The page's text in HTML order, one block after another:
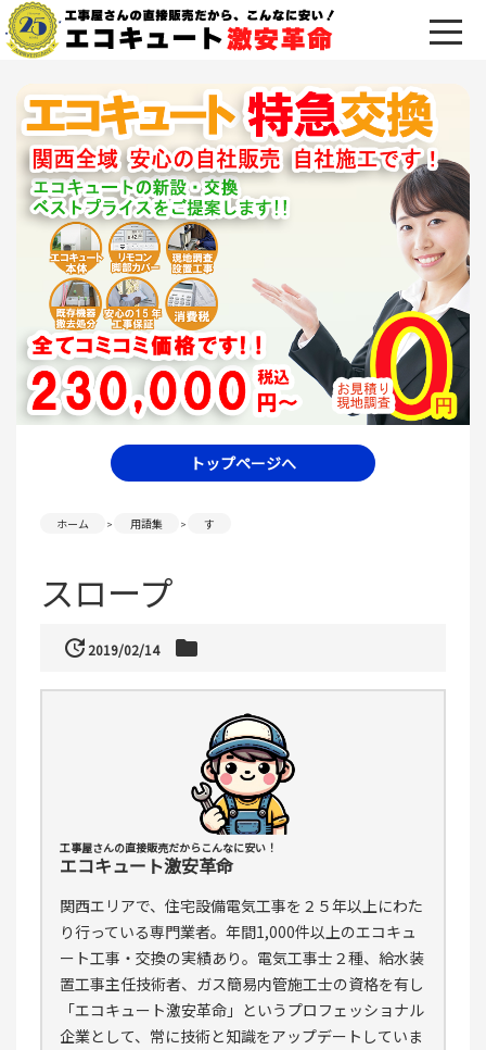
トップページへ
ホーム 用語集 す
スロープ
update2019/02/14 folder
工事屋さんの直接販売だからこんなに安い！
エコキュート激安革命
関西エリアで、住宅設備電気工事を２５年以上にわた
り行っている専門業者。年間1,000件以上のエコキュ
ート工事・交換の実績あり。電気工事士２種、給水装
置工事主任技術者、ガス簡易内管施工士の資格を有し
「エコキュート激安革命」というプロフェッショナル
企業として、常に技術と知識をアップデートしていま